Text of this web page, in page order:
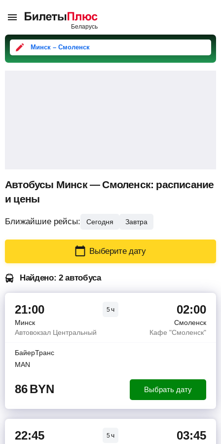
Минск – Смоленск
Автобусы Минск — Смоленск: расписание
и цены
Ближайшие рейсы: Сегодня Завтра
Выберите дату
Найдено: 2 автобуса
21:00 5ч 02:00
Минск
Смоленск
Автовокзал Центральный
Кафе "Смоленск"
БайерТранс
MAN
86BYN Выбрать дату
22:45 5ч 03:45